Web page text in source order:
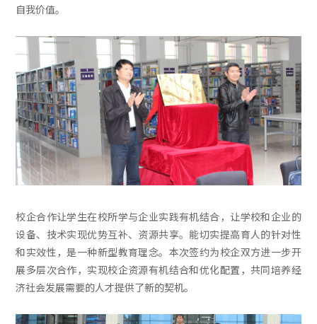
自我价值。
校企合作让学生在校所学与企业实践有机结合，让学校和企业的
设备、技术实现优势互补、资源共享。能切实提高育人的针对性
和实效性，是一种新型教育理念。本次签约为校企双方进一步开
展多层次合作，实现校企资源有机结合和优化配置，共同培养经
济社会发展需要的人才提供了新的契机。